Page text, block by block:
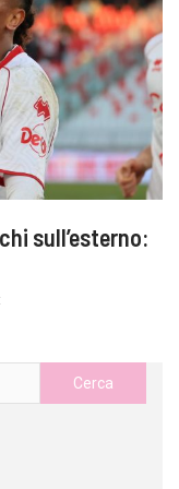
sull’esterno: